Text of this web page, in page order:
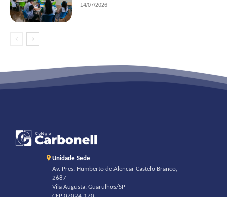
14/07/2026
Unidade Sede
Av. Pres. Humberto de Alencar Castelo Branco,
2687
Vila Augusta, Guarulhos/SP